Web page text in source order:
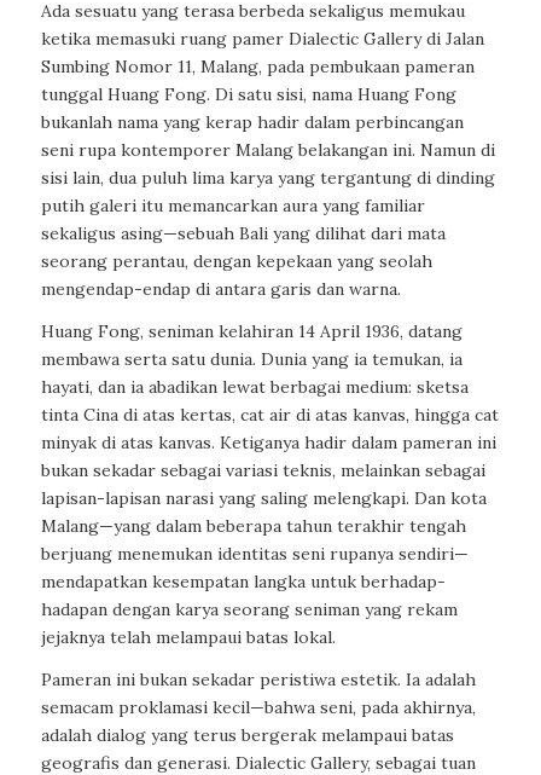
Ada sesuatu yang terasa berbeda sekaligus memukau
ketika memasuki ruang pamer Dialectic Gallery di Jalan
Sumbing Nomor 11, Malang, pada pembukaan pameran
tunggal Huang Fong. Di satu sisi, nama Huang Fong
bukanlah nama yang kerap hadir dalam perbincangan
seni rupa kontemporer Malang belakangan ini. Namun di
sisi lain, dua puluh lima karya yang tergantung di dinding
putih galeri itu memancarkan aura yang familiar
sekaligus asing—sebuah Bali yang dilihat dari mata
seorang perantau, dengan kepekaan yang seolah
mengendap-endap di antara garis dan warna.
Huang Fong, seniman kelahiran 14 April 1936, datang
membawa serta satu dunia. Dunia yang ia temukan, ia
hayati, dan ia abadikan lewat berbagai medium: sketsa
tinta Cina di atas kertas, cat air di atas kanvas, hingga cat
minyak di atas kanvas. Ketiganya hadir dalam pameran ini
bukan sekadar sebagai variasi teknis, melainkan sebagai
lapisan-lapisan narasi yang saling melengkapi. Dan kota
Malang—yang dalam beberapa tahun terakhir tengah
berjuang menemukan identitas seni rupanya sendiri—
mendapatkan kesempatan langka untuk berhadap-
hadapan dengan karya seorang seniman yang rekam
jejaknya telah melampaui batas lokal.
Pameran ini bukan sekadar peristiwa estetik. Ia adalah
semacam proklamasi kecil—bahwa seni, pada akhirnya,
adalah dialog yang terus bergerak melampaui batas
geografis dan generasi. Dialectic Gallery, sebagai tuan